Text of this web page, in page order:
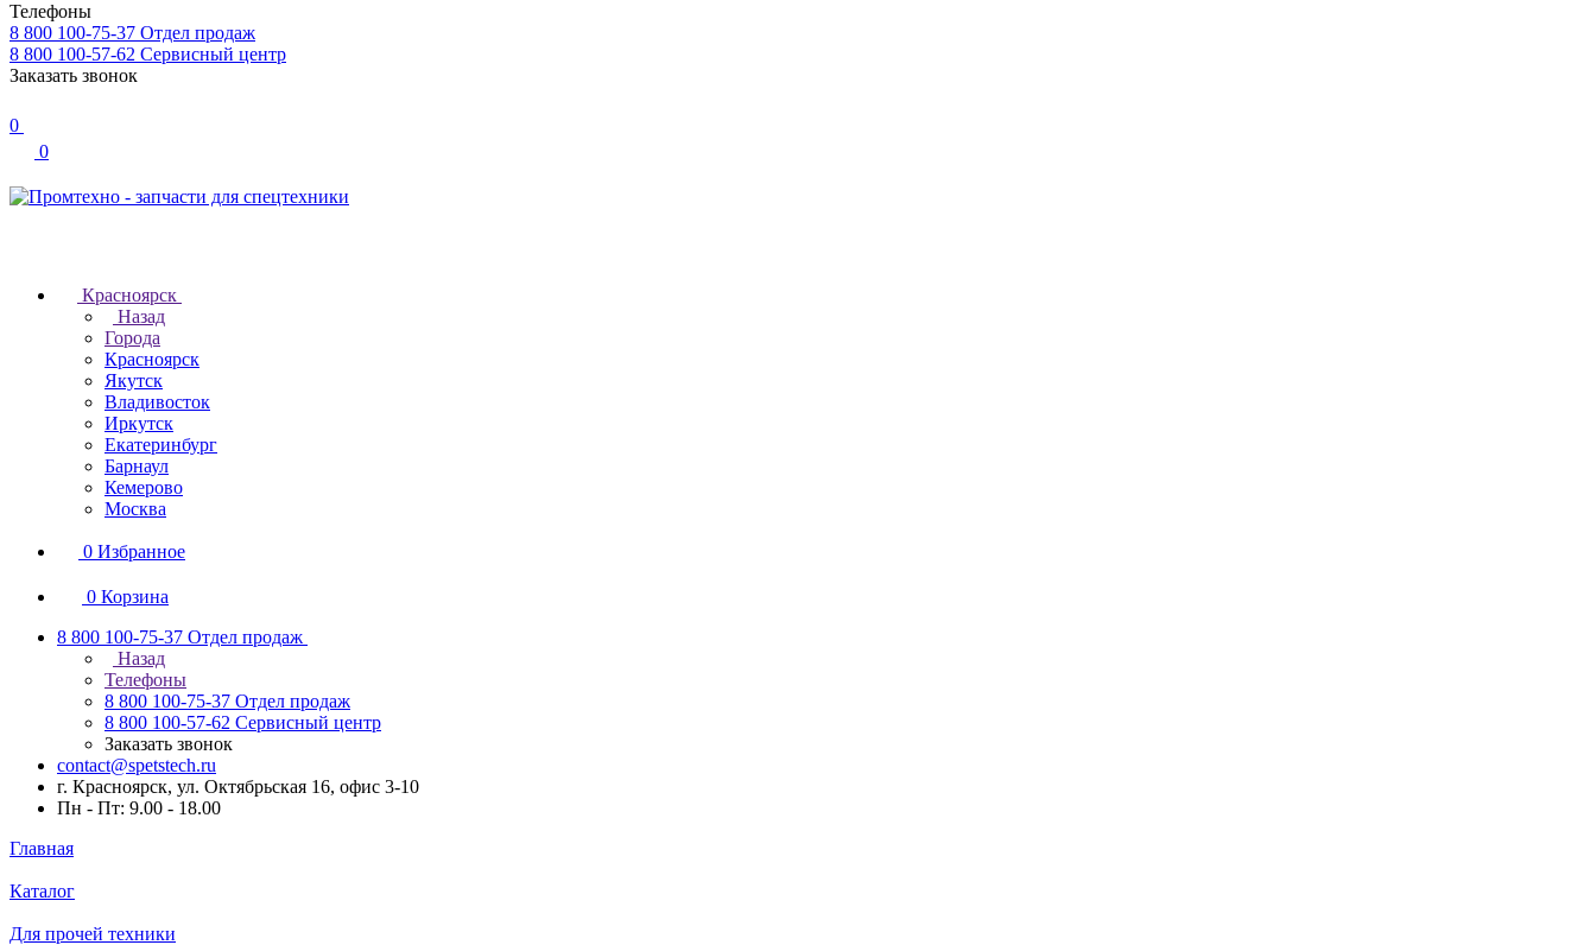
Телефоны
8 800 100-75-37 Отдел продаж
8 800 100-57-62 Сервисный центр
Заказать звонок
0
0
Красноярск
Назад
Города
Красноярск
Якутск
Владивосток
Иркутск
Екатеринбург
Барнаул
Кемерово
Москва
0 Избранное
0 Корзина
8 800 100-75-37 Отдел продаж
Назад
Телефоны
8 800 100-75-37 Отдел продаж
8 800 100-57-62 Сервисный центр
Заказать звонок
contact@spetstech.ru
г. Красноярск, ул. Октябрьская 16, офис 3-10
Пн - Пт: 9.00 - 18.00
Главная
Каталог
Для прочей техники